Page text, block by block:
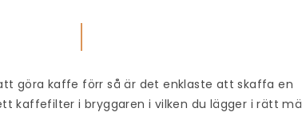
göra kaffe förr så är det enklaste att skaffa en
kaffefilter i bryggaren i vilken du lägger i rätt